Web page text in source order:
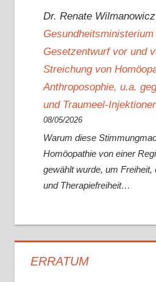
Dr. Renate Wilmanowicz
Gesetzentwurf vor und
Streichung von
Anthroposophie, u.a.
und Traumeel-
08/05/2026
Warum diese
Homöopathie von einer
gewählt wurde, um Freiheit,
und Therapiefreiheit…
ERRATUM